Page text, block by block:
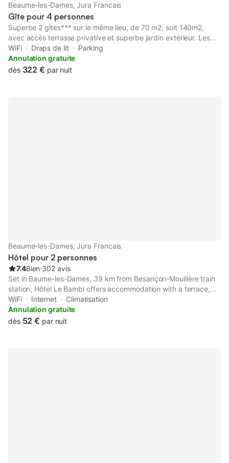
Beaume-les-Dames, Jura Francais
Gîte pour 4 personnes
Superbe 2 gîtes*** sur le même lieu, de 70 m2, soit 140m2,
avec accès terrasse privative et superbe jardin extérieur. Les
clients sont ravis et les photo parlent d'elles même. Profitez en
pour vous ressourcer en famille ! L'idéal pour la famille.
WiFi Draps de lit
Parking
Annulation gratuite
dès 322 € par nuit
Beaume-les-Dames, Jura Francais
Hôtel pour 2 personnes
7.4Bien⋅302 avis
Set in Baume-les-Dames, 39 km from Besançon-Mouillère train
station, Hôtel Le Bambi offers accommodation with a terrace,
free private parking, a restaurant and a bar.
WiFi Internet
Climatisation
Annulation gratuite
dès 52 € par nuit